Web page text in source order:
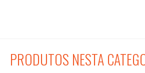
PRODUTOS NESTA